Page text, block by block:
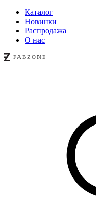
Каталог
Новинки
Распродажа
О нас